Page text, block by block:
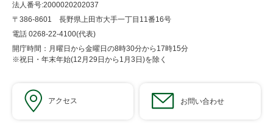
法人番号:2000020202037
〒386-8601 長野県上田市大手一丁目11番16号
電話 0268-22-4100(代表)
開庁時間：月曜日から金曜日の8時30分から17時15分
※祝日・年末年始(12月29日から1月3日)を除く
アクセス お問い合わせ